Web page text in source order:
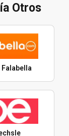
Otros
Falabella